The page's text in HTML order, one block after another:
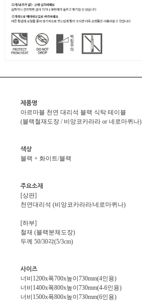
제품명
아르마블 천연 대리석 블랙 식탁 테이블
(블랙철재도장 / 비앙코카라라 or 네로마퀴나)
색상
블랙 + 화이트/블랙
주요소재
[상판]
천연대리석 (비앙코카라라/네로마퀴나)
[하부]
철재 (블랙분체도장)
두께 50/30각(5/3cm)
사이즈
너비1200x폭700x높이730mm(4인용)
너비1400x폭800x높이730mm(4-6인용)
너비1500x폭800x높이730mm(6인용)